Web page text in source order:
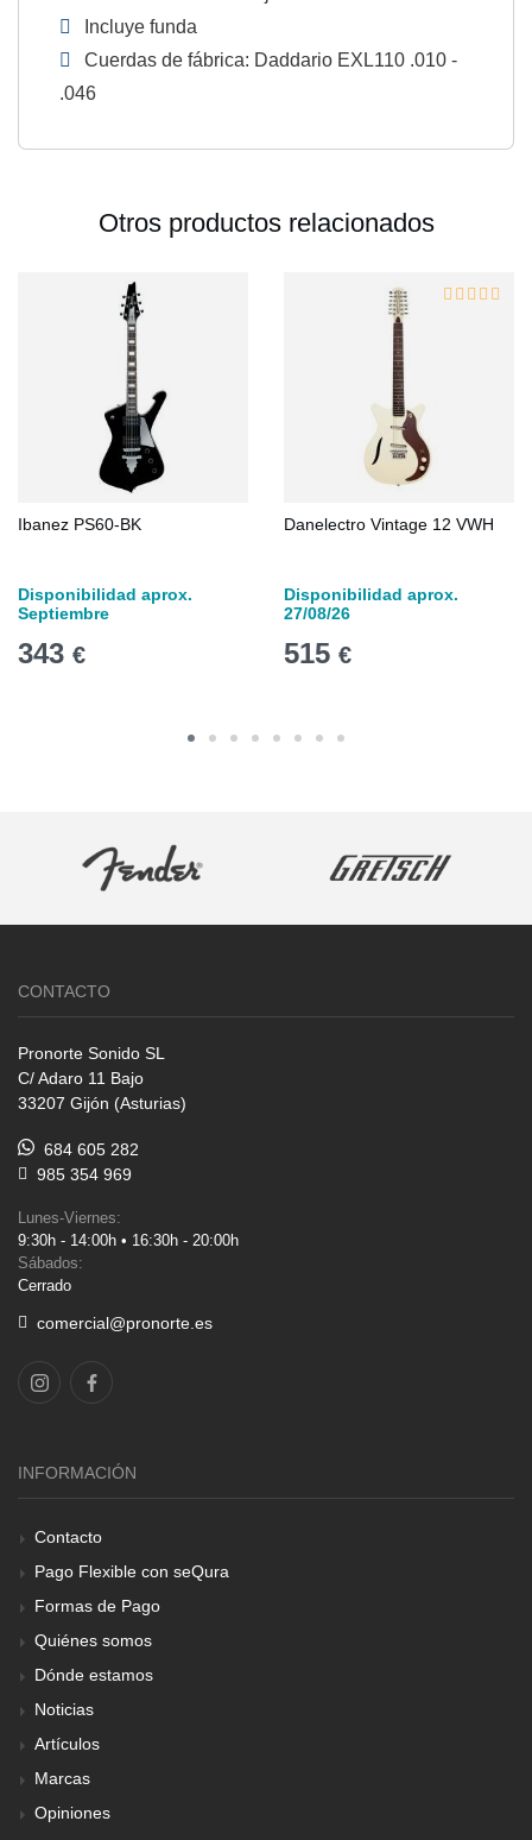
Incluye funda
Cuerdas de fábrica: Daddario EXL110 .010 -
.046
Otros productos relacionados
Ibanez PS60-BK
Disponibilidad aprox.
Septiembre
343 €
Danelectro Vintage 12 VWH
Disponibilidad aprox.
27/08/26
515 €
CONTACTO
Pronorte Sonido SL
C/ Adaro 11 Bajo
33207 Gijón (Asturias)
684 605 282
985 354 969
Lunes-Viernes:
9:30h - 14:00h • 16:30h - 20:00h
Sábados:
Cerrado
comercial@pronorte.es
INFORMACIÓN
Contacto
Pago Flexible con seQura
Formas de Pago
Quiénes somos
Dónde estamos
Noticias
Artículos
Marcas
Opiniones